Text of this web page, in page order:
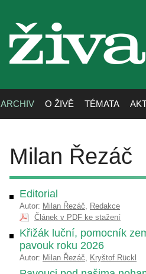
živa
ARCHIV O ŽIVĚ TÉMATA
Milan Řezáč
Editorial
Autor: Milan Řezáč, Redakce
Článek v PDF ke stažení
Křižák luční, pomocník
pavouk roku 2026
Autor: Milan Řezáč, Kryštof Rückl